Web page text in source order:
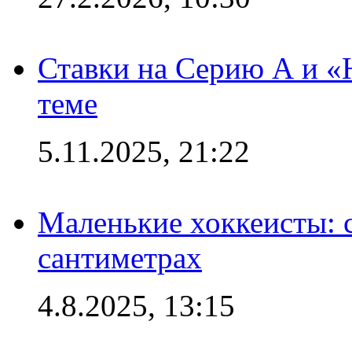
Ставки на Серию А и
теме
5.11.2025, 21:22
Маленькие хоккеисты:
сантиметрах
4.8.2025, 13:15